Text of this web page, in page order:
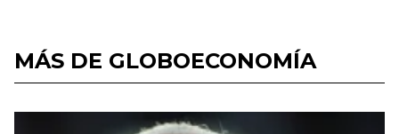
MÁS DE GLOBOECONOMÍA